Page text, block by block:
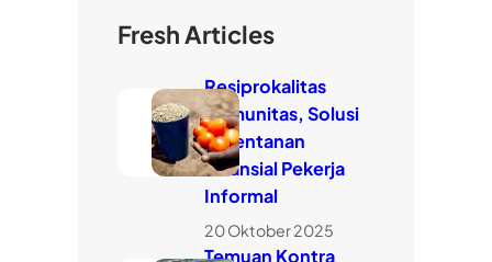
Fresh Articles
Resiprokalitas
Komunitas, Solusi
Kerentanan
Finansial Pekerja
Informal
20 Oktober 2025
Temuan Kontra